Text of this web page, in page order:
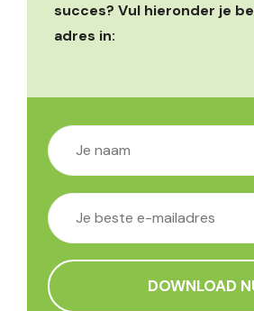
succes? Vul hieronder je
adres in: